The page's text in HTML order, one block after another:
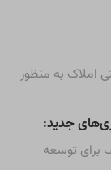
املاک به منظور
جدید:
برای توسعه